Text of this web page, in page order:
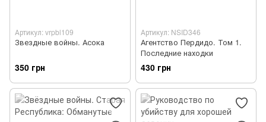
Артикул: vrpbl109
Звездные войны. Асока
350 грн
Артикул: NSID346
Агентство Пердидо. Том 1.
Последние находки
430 грн